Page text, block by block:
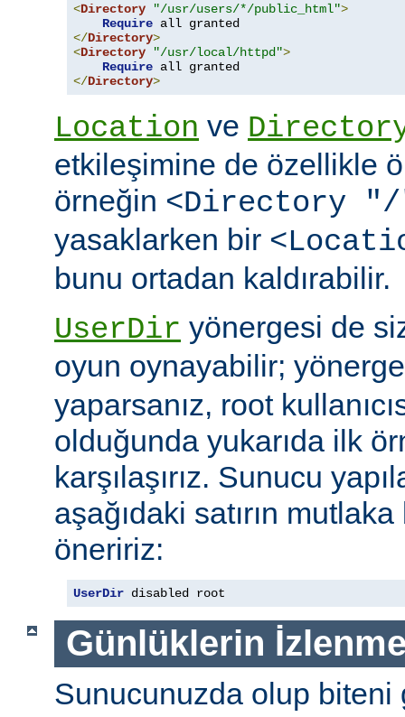
<Directory "/usr/users/*/public_html">
Require
</Directory>
<Directory "/usr/local/httpd">
Require
</Directory>
Location ve
etkileşimine de özellikle
örneğin <Directory "/
yasaklarken bir
bunu ortadan kaldırabilir.
UserDir yönergesi de
oyun oynayabilir;
yaparsanız, root
olduğunda yukarıda ilk
karşılaşırız. Sunucu
aşağıdaki satırın mutlaka
öneririz:
UserDir disabled root
Günlüklerin
Sunucunuzda olup